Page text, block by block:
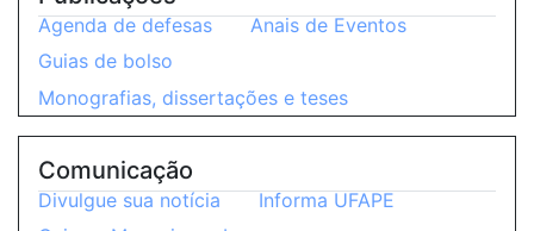
Agenda de defesas
Anais de Eventos
Guias de bolso
Monografias, dissertações e teses
Comunicação
Divulgue sua notícia
Informa UFAPE